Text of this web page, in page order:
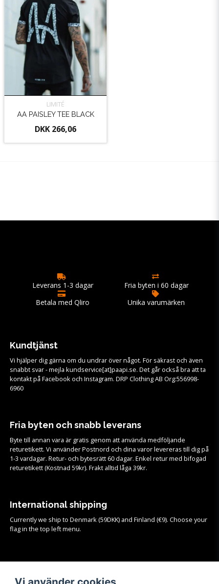
LIMITÉ
AA PAISLEY TEE BLACK
DKK 266,06
Leverans 1-3 dagar
Fria byten i 60 dagar
Betala med Qliro
Unika varumärken
Kundtjänst
Vi hjälper dig gärna om du undrar över något. För säkrast och även
snabbt svar - mejla kundservice[at]paapi.se. Det går också bra att ta
kontakt på Facebook och Instagram. DRP Clothing AB Org:556998-
6960
Fria byten och snabb leverans
Byte till annan vara är gratis genom att använda medföljande
returetikett. Vi använder Postnord och dina varor levereras till dig på
1-3 vardagar. Retur- och bytesrätt 60 dagar. Enkel retur med bifogad
returetikett (Kostnad 59kr). Frakt alltid låga 39kr.
International shipping
Currently we ship to Denmark (59DKK) and Finland (€9). Choose your
flag in the top left menu.
Se samtliga köpvillkor och mer info om frakt, retur och byten